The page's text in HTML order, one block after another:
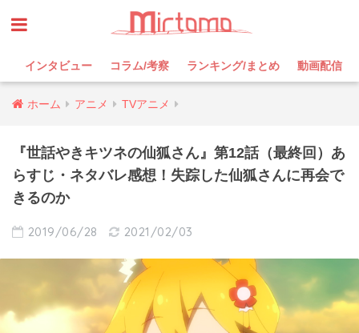
インタビュー コラム/考察 ランキング/まとめ 動画配信
ホーム アニメ TVアニメ
『世話やきキツネの仙狐さん』第12話（最終回）あ
らすじ・ネタバレ感想！失踪した仙狐さんに再会で
きるのか
2019/06/28 2021/02/03